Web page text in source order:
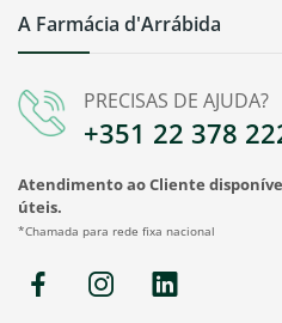
PRECISAS DE AJUDA?
+351 22 378
Atendimento ao Cliente
úteis.
*Chamada para rede fixa nacional
A Farmácia d'Arrábida